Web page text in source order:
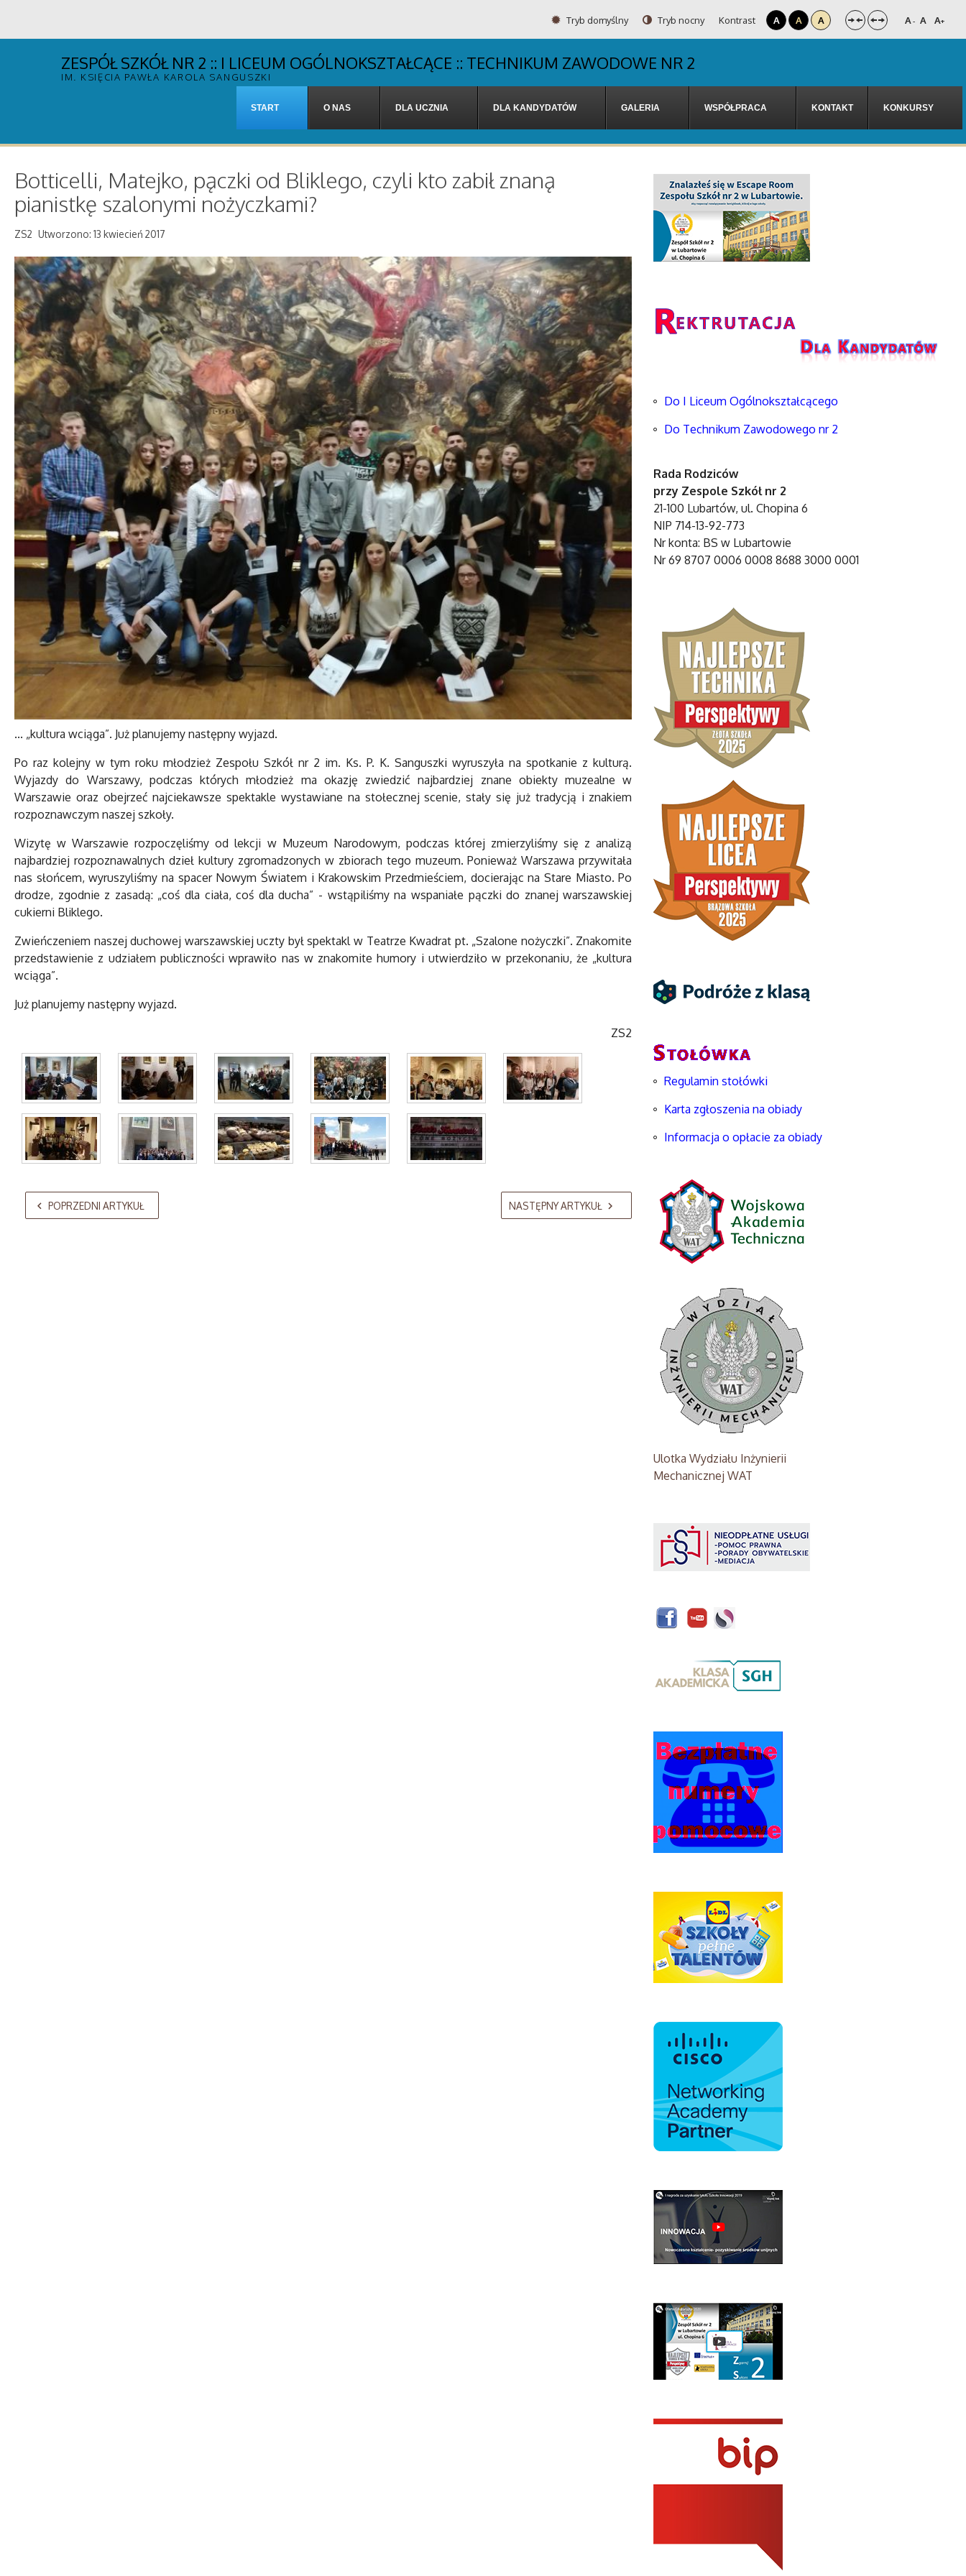
Tryb domyślny Tryb nocny Kontrast A A A A- A A+
ZESPÓŁ SZKÓŁ NR 2 :: I LICEUM OGÓLNOKSZTAŁCĄCE :: TECHNIKUM ZAWODOWE NR 2
IM. KSIĘCIA PAWŁA KAROLA SANGUSZKI
START O NAS DLA UCZNIA DLA KANDYDATÓW GALERIA WSPÓŁPRACA KONTAKT KONKURSY
Botticelli, Matejko, pączki od Bliklego, czyli kto zabił znaną
pianistkę szalonymi nożyczkami?
ZS2 Utworzono: 13 kwiecień 2017
... „kultura wciąga”. Już planujemy następny wyjazd.
Po raz kolejny w tym roku młodzież Zespołu Szkół nr 2 im. Ks. P. K. Sanguszki wyruszyła na spotkanie z kulturą.
Wyjazdy do Warszawy, podczas których młodzież ma okazję zwiedzić najbardziej znane obiekty muzealne w
Warszawie oraz obejrzeć najciekawsze spektakle wystawiane na stołecznej scenie, stały się już tradycją i znakiem
rozpoznawczym naszej szkoły.
Wizytę w Warszawie rozpoczęliśmy od lekcji w Muzeum Narodowym, podczas której zmierzyliśmy się z analizą
najbardziej rozpoznawalnych dzieł kultury zgromadzonych w zbiorach tego muzeum. Ponieważ Warszawa przywitała
nas słońcem, wyruszyliśmy na spacer Nowym Światem i Krakowskim Przedmieściem, docierając na Stare Miasto. Po
drodze, zgodnie z zasadą: „coś dla ciała, coś dla ducha” - wstąpiliśmy na wspaniałe pączki do znanej warszawskiej
cukierni Bliklego.
Zwieńczeniem naszej duchowej warszawskiej uczty był spektakl w Teatrze Kwadrat pt. „Szalone nożyczki”. Znakomite
przedstawienie z udziałem publiczności wprawiło nas w znakomite humory i utwierdziło w przekonaniu, że „kultura
wciąga”.
Już planujemy następny wyjazd.
ZS2
AdmirorGallery 5.2.0, author/sVasiljevski
POPRZEDNI ARTYKUŁ NASTĘPNY ARTYKUŁ
Do I Liceum Ogólnokształcącego
Do Technikum Zawodowego nr 2
Rada Rodziców
przy Zespole Szkół nr 2
21-100 Lubartów, ul. Chopina 6
NIP 714-13-92-773
Nr konta: BS w Lubartowie
Nr 69 8707 0006 0008 8688 3000 0001
Regulamin stołówki
Karta zgłoszenia na obiady
Informacja o opłacie za obiady
Ulotka Wydziału Inżynierii
Mechanicznej WAT